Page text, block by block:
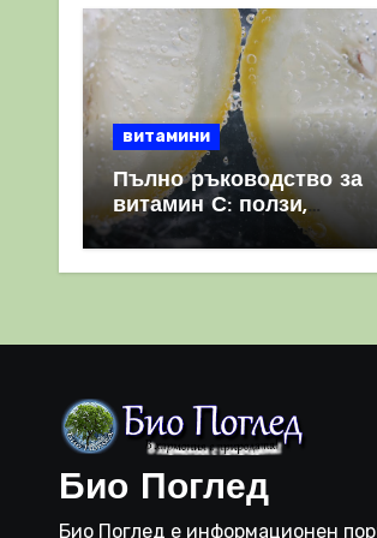
страници
витамини
Пълно ръководство за
витамин С: ползи,
източници и защо е
Био Поглед
Био Поглед е информационен